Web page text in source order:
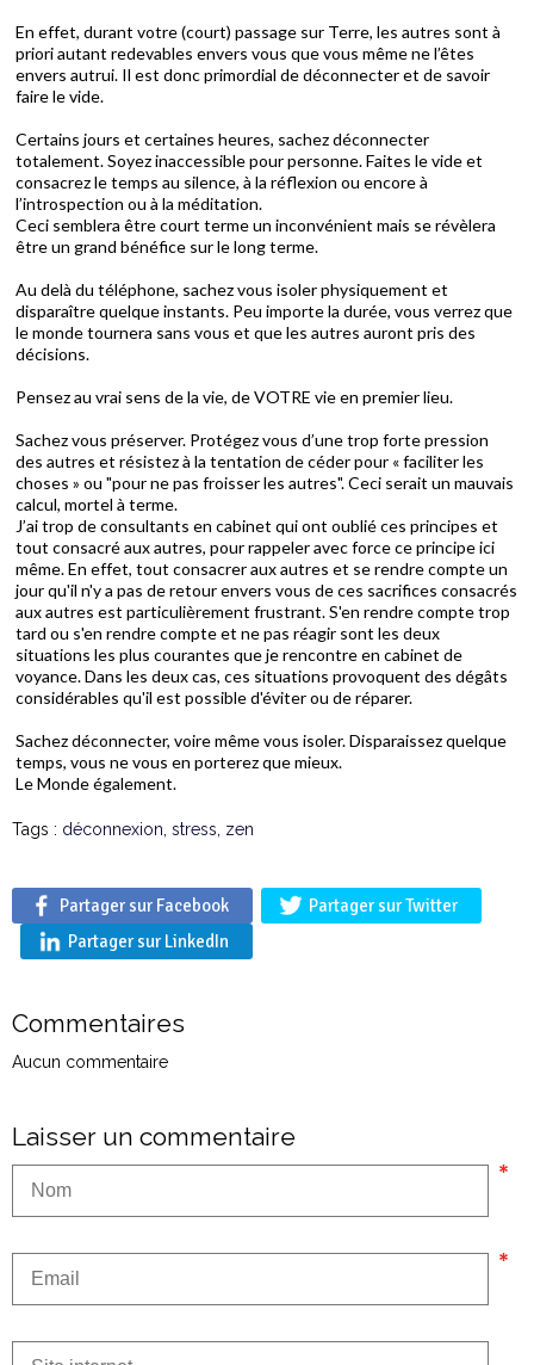
En effet, durant votre (court) passage sur Terre, les autres sont à
priori autant redevables envers vous que vous même ne l’êtes
envers autrui. Il est donc primordial de déconnecter et de savoir
faire le vide.
Certains jours et certaines heures, sachez déconnecter
totalement. Soyez inaccessible pour personne. Faites le vide et
consacrez le temps au silence, à la réflexion ou encore à
l’introspection ou à la méditation.
Ceci semblera être court terme un inconvénient mais se révèlera
être un grand bénéfice sur le long terme.
Au delà du téléphone, sachez vous isoler physiquement et
disparaître quelque instants. Peu importe la durée, vous verrez que
le monde tournera sans vous et que les autres auront pris des
décisions.
Pensez au vrai sens de la vie, de VOTRE vie en premier lieu.
Sachez vous préserver. Protégez vous d’une trop forte pression
des autres et résistez à la tentation de céder pour « faciliter les
choses » ou "pour ne pas froisser les autres". Ceci serait un mauvais
calcul, mortel à terme.
J’ai trop de consultants en cabinet qui ont oublié ces principes et
tout consacré aux autres, pour rappeler avec force ce principe ici
même. En effet, tout consacrer aux autres et se rendre compte un
jour qu'il n'y a pas de retour envers vous de ces sacrifices consacrés
aux autres est particulièrement frustrant. S'en rendre compte trop
tard ou s'en rendre compte et ne pas réagir sont les deux
situations les plus courantes que je rencontre en cabinet de
voyance. Dans les deux cas, ces situations provoquent des dégâts
considérables qu'il est possible d'éviter ou de réparer.
Sachez déconnecter, voire même vous isoler. Disparaissez quelque
temps, vous ne vous en porterez que mieux.
Le Monde également.
Tags : déconnexion stress zen
Partager sur Facebook
Partager sur Twitter
Partager sur LinkedIn
Commentaires
Aucun commentaire
Laisser un commentaire